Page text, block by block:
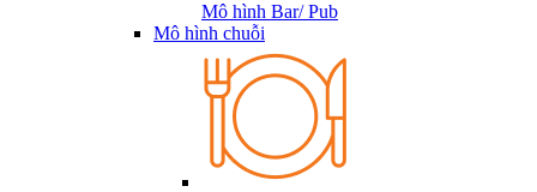
Mô hình Bar/ Pub
Mô hình chuỗi